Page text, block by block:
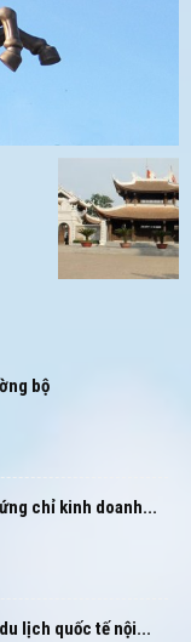
bộ
chỉ kinh doanh...
lịch quốc tế nội...